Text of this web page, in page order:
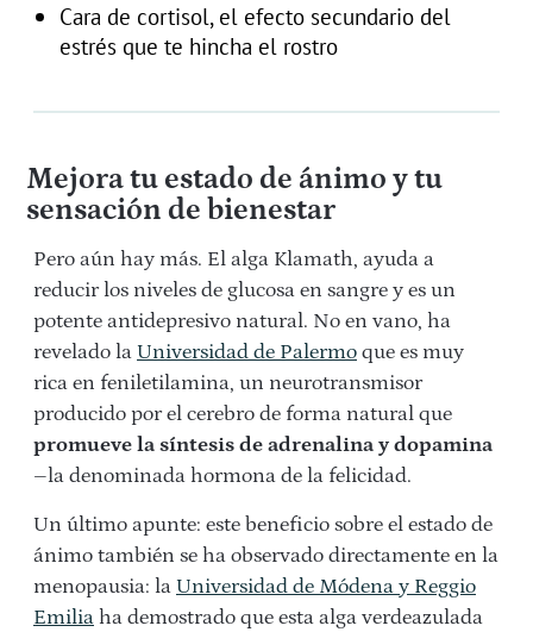
Cara de cortisol, el efecto secundario del
estrés que te hincha el rostro
Mejora tu estado de ánimo y tu
sensación de bienestar
Pero aún hay más. El alga Klamath, ayuda a
reducir los niveles de glucosa en sangre y es un
potente antidepresivo natural. No en vano, ha
revelado la Universidad de Palermo que es muy
rica en feniletilamina, un neurotransmisor
producido por el cerebro de forma natural que
promueve la síntesis de adrenalina y dopamina
–la denominada hormona de la felicidad.
Un último apunte: este beneficio sobre el estado de
ánimo también se ha observado directamente en la
menopausia: la Universidad de Módena y Reggio
Emilia ha demostrado que esta alga verdeazulada